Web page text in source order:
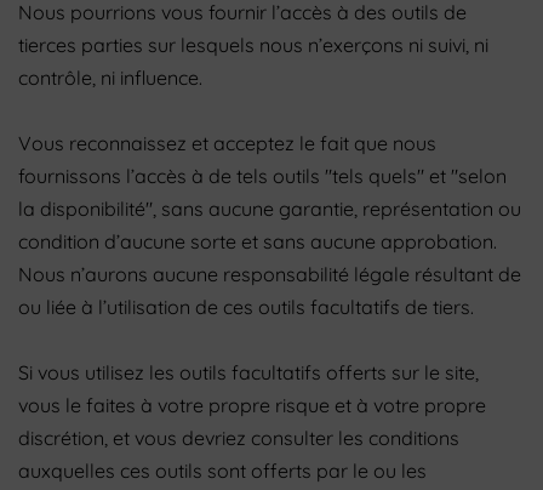
Nous pourrions vous fournir l’accès à des outils de
tierces parties sur lesquels nous n’exerçons ni suivi, ni
contrôle, ni influence.
Vous reconnaissez et acceptez le fait que nous
fournissons l’accès à de tels outils "tels quels" et "selon
la disponibilité", sans aucune garantie, représentation ou
condition d’aucune sorte et sans aucune approbation.
Nous n’aurons aucune responsabilité légale résultant de
ou liée à l’utilisation de ces outils facultatifs de tiers.
Si vous utilisez les outils facultatifs offerts sur le site,
vous le faites à votre propre risque et à votre propre
discrétion, et vous devriez consulter les conditions
auxquelles ces outils sont offerts par le ou les